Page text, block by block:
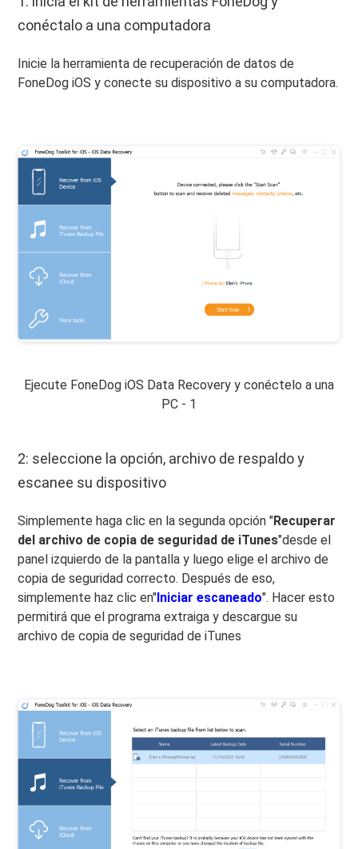
conéctalo a una computadora
Inicie la herramienta de recuperación de datos de
FoneDog iOS y conecte su dispositivo a su computadora.
Ejecute FoneDog iOS Data Recovery y conéctelo a una
PC - 1
2: seleccione la opción, archivo de respaldo y
escanee su dispositivo
Simplemente haga clic en la segunda opción "Recuperar
del archivo de copia de seguridad de iTunes"desde el
panel izquierdo de la pantalla y luego elige el archivo de
copia de seguridad correcto. Después de eso,
simplemente haz clic en" Iniciar escaneado". Hacer esto
permitirá que el programa extraiga y descargue su
archivo de copia de seguridad de iTunes